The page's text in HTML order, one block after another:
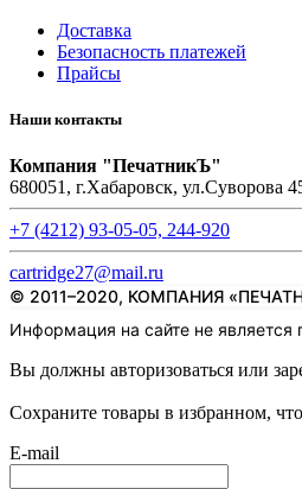
Доставка
Безопасность платежей
Прайсы
Наши контакты
Компания "ПечатникЪ"
680051, г.Хабаровск, ул.Суворова
+7 (4212) 93-05-05, 244-920
cartridge27@mail.ru
© 2011–2020, КОМПАНИЯ
Информация на сайте не является
Вы должны авторизоваться или
Сохраните товары в избранном,
E-mail